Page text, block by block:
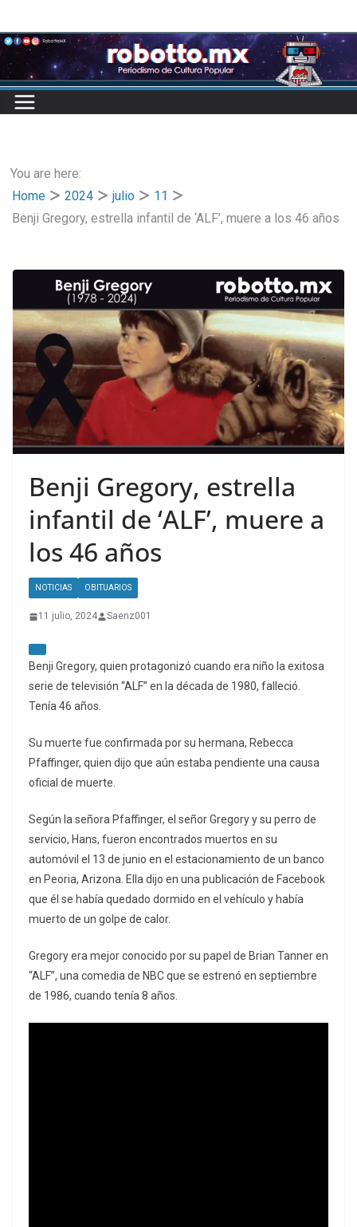
to
content
You are here:
Home
2024 julio
11
Benji Gregory, estrella infantil de ‘ALF’, muere a los 46 años
Benji Gregory, estrella
infantil de ‘ALF’, muere a
los 46 años
NOTICIAS OBITUARIOS
11 julio, 2024 Saenz001
Benji Gregory, quien protagonizó cuando era niño la exitosa
serie de televisión “ALF” en la década de 1980, falleció.
Tenía 46 años.
Su muerte fue confirmada por su hermana, Rebecca
Pfaffinger, quien dijo que aún estaba pendiente una causa
oficial de muerte.
Según la señora Pfaffinger, el señor Gregory y su perro de
servicio, Hans, fueron encontrados muertos en su
automóvil el 13 de junio en el estacionamiento de un banco
en Peoria, Arizona. Ella dijo en una publicación de Facebook
que él se había quedado dormido en el vehículo y había
muerto de un golpe de calor.
Gregory era mejor conocido por su papel de Brian Tanner en
“ALF”, una comedia de NBC que se estrenó en septiembre
de 1986, cuando tenía 8 años.